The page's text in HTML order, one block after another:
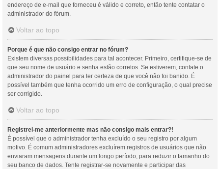
endereço de e-mail que forneceu é válido e correto, então tente contatar o
administrador do fórum.
Voltar ao topo
Porque é que não consigo entrar no fórum?
Existem diversas possibilidades para tal acontecer. Primeiro, certifique-se de
que seu nome de usuário e senha estão corretos. Se estiverem, contate o
administrador do painel para ter certeza de que você não foi banido. É
possível também que tenha ocorrido um erro de configuração, o qual precise
ser corrigido.
Voltar ao topo
Registrei-me anteriormente mas não consigo mais entrar?!
É possível que o administrador tenha excluído o seu registro por algum
motivo. É comum administradores excluírem registros de usuários que não
enviaram mensagens durante um longo período, para reduzir o tamanho do
seu banco de dados. Tente registrar-se novamente e participar das